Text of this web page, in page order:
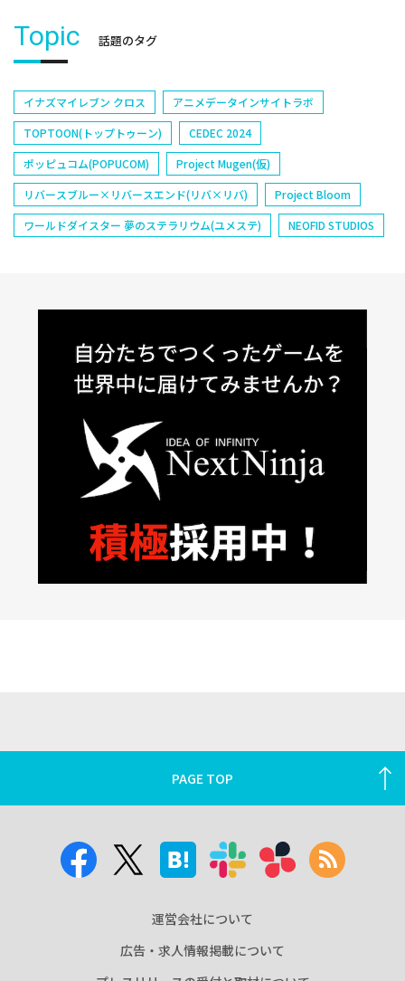
Topic 話題のタグ
イナズマイレブン クロス
アニメデータインサイトラボ
TOPTOON(トップトゥーン)
CEDEC 2024
ポッピュコム(POPUCOM)
Project Mugen(仮)
リバースブルー×リバースエンド(リバ×リバ)
Project Bloom
ワールドダイスター 夢のステラリウム(ユメステ)
NEOFID STUDIOS
PAGE TOP
運営会社について
広告・求人情報掲載について